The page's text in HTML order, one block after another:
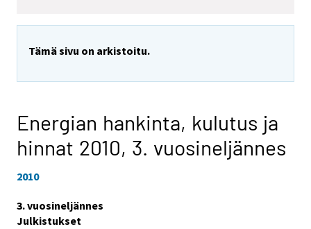
Tämä sivu on arkistoitu.
Energian hankinta, kulutus ja
hinnat 2010, 3. vuosineljännes
2010
3. vuosineljännes
Julkistukset